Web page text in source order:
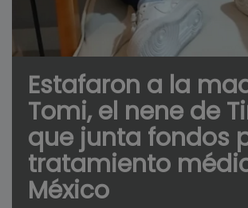
Estafaron a la
Tomi, el nene de
que junta fondos
tratamiento
México